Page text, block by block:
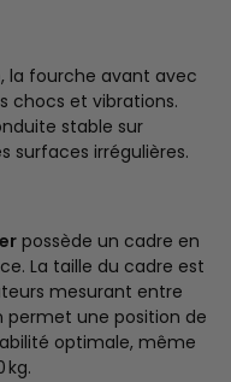
, la fourche avant avec
chocs et vibrations.
stable sur
surfaces irrégulières.
possède un cadre en
La taille du cadre est
mesurant entre
permet une position de
optimale, même
kg.